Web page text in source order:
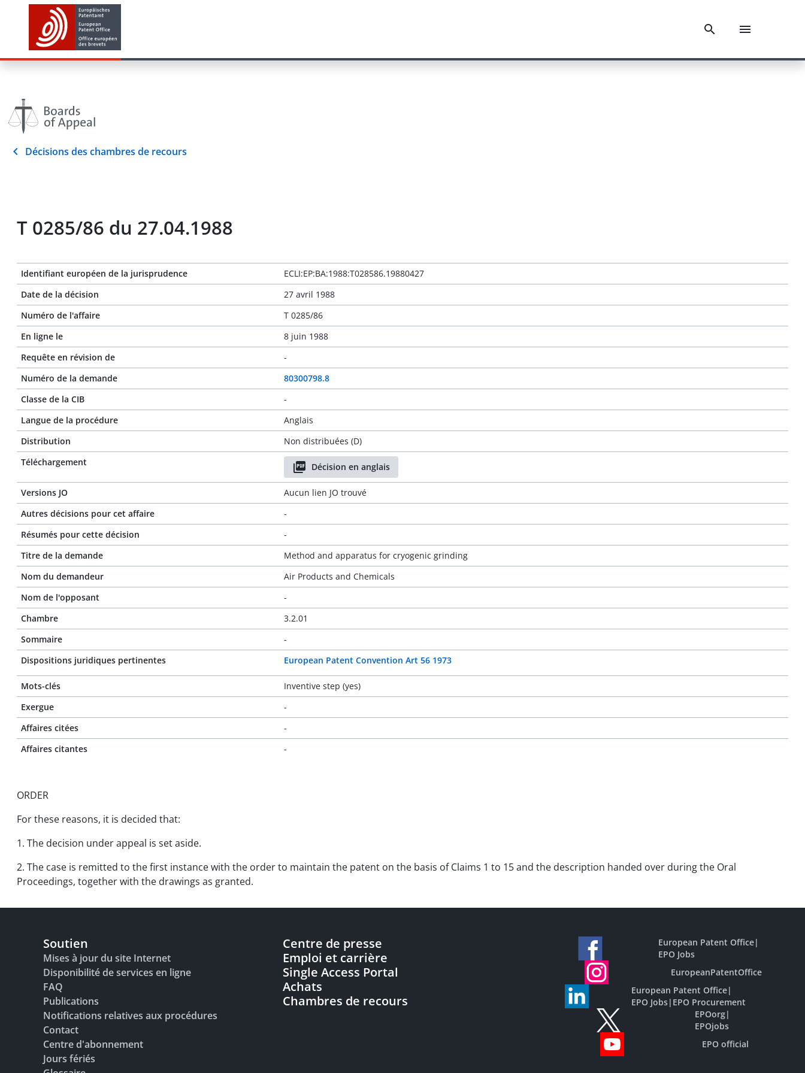
Décisions des chambres de recours
T 0285/86 du 27.04.1988
Identifiant européen de la jurisprudence
ECLI:EP:BA:1988:T028586.19880427
Date de la décision
27 avril 1988
Numéro de l'affaire
T 0285/86
En ligne le
8 juin 1988
Requête en révision de
-
Numéro de la demande
80300798.8
Classe de la CIB
-
Langue de la procédure
Anglais
Distribution
Non distribuées (D)
Téléchargement
Décision en anglais
Versions JO
Aucun lien JO trouvé
Autres décisions pour cet affaire
-
Résumés pour cette décision
-
Titre de la demande
Method and apparatus for cryogenic grinding
Nom du demandeur
Air Products and Chemicals
Nom de l'opposant
-
Chambre
3.2.01
Sommaire
-
Dispositions juridiques pertinentes
European Patent Convention Art 56 1973
Mots-clés
Inventive step (yes)
Exergue
-
Affaires citées
-
Affaires citantes
-
ORDER
For these reasons, it is decided that:
1. The decision under appeal is set aside.
2. The case is remitted to the first instance with the order to maintain the patent on the basis of Claims 1 to 15 and the description handed over during the Oral
Proceedings, together with the drawings as granted.
Soutien
Mises à jour du site Internet
Disponibilité de services en ligne
FAQ
Publications
Notifications relatives aux procédures
Contact
Centre d'abonnement
Jours fériés
Centre de presse
Emploi et carrière
Single Access Portal
Achats
Chambres de recours
European Patent Office|
EPO Jobs
EuropeanPatentOffice
European Patent Office|
EPO Jobs| EPO Procurement
EPOorg|
EPOjobs
EPO official